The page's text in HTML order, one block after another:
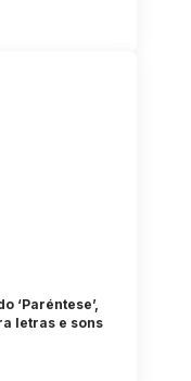
‘Paréntese’,
letras e sons